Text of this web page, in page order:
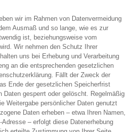
wir im Rahmen von Datenvermeidung
Ausmaß und so lange, wie es zur
ist, beziehungsweise vom
Wir nehmen den Schutz Ihrer
uns bei Erhebung und Verarbeitung
an die entsprechenden gesetzlichen
Fällt der Zweck der
Ende der gesetzlichen Speicherfrist
Daten gesperrt oder gelöscht. Regelmäßig
Weitergabe persönlicher Daten genutzt
Daten erheben – etwa Ihren Namen,
Adresse – erfolgt diese Datenerhebung